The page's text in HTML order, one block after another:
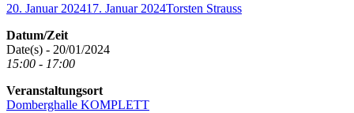
Veröffentlicht
20. Januar 202417. Januar 2024Autor
Torsten Strauss
Datum/Zeit
Date(s) - 20/01/2024
15:00 - 17:00
Veranstaltungsort
Domberghalle KOMPLETT